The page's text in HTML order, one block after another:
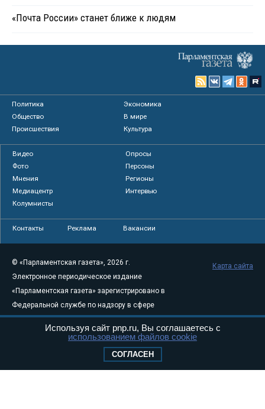
«Почта России» станет ближе к людям
Политика
Экономика
Общество
В мире
Происшествия
Культура
Видео
Опросы
Фото
Персоны
Мнения
Регионы
Медиацентр
Интервью
Колумнисты
Контакты Реклама Вакансии
© «Парламентская газета», 2026 г.
Электронное периодическое издание
«Парламентская газета» зарегистрировано в
Федеральной службе по надзору в сфере
связи, информационных технологий и
массовых коммуникаций (Роскомнадзор) 05
Свидетельство о регистрации Эл № ФС77-
Карта сайта
Используя сайт pnp.ru, Вы соглашаетесь с
использованием файлов cookie
СОГЛАСЕН